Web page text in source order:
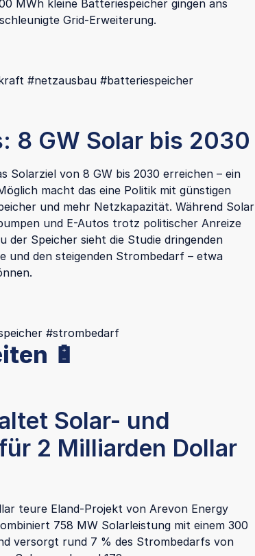
MWh kleine Batteriespeicher gingen ans
Grid-Erweiterung.
#netzausbau #batteriespeicher
8 GW Solar bis 2030
Solarziel von 8 GW bis 2030 erreichen – ein
macht das eine Politik mit günstigen
und mehr Netzkapazität. Während Solar
und E-Autos trotz politischer Anreize
der Speicher sieht die Studie dringenden
und den steigenden Strombedarf – etwa
#strombedarf
🔋
Solar- und
2 Milliarden Dollar
teure Eland-Projekt von Arevon Energy
758 MW Solarleistung mit einem 300
versorgt rund 7 % des Strombedarfs von